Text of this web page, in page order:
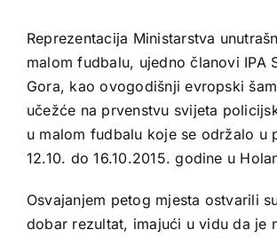
Reprezentacija Ministarstva
malom fudbalu, ujedno članovi IPA
Gora, kao ovogodišnji evropski
učežće na prvenstvu svijeta
u malom fudbalu koje se održalo u
12.10. do 16.10.2015. godine u
Osvajanjem petog mjesta ostvarili
dobar rezultat, imajući u vidu da je